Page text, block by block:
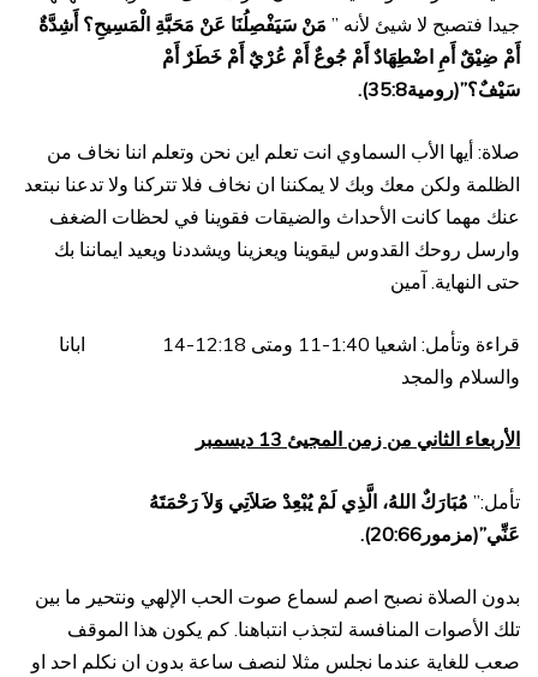
جيدا فتصبح لا شيئ لأنه ” مَنْ سَيَفْصِلُنَا عَنْ مَحَبَّةِ الْمَسِيحِ؟ أَشِدَّةٌ
أَمْ ضِيْقٌ أَمِ اضْطِهَادٌ أَمْ جُوعٌ أَمْ عُرْيٌ أَمْ خَطَرٌ أَمْ
سَيْفٌ؟”(رومية35:8).
صلاة: أيها الأب السماوي انت تعلم اين نحن وتعلم اننا نخاف من
الظلمة ولكن معك وبك لا يمكننا ان نخاف فلا تتركنا ولا تدعنا نبتعد
عنك مهما كانت الأحداث والضيقات فقوينا في لحظات الضغف
وارسل روحك القدوس ليقوينا ويعزينا ويشددنا ويعيد ايماننا بك
حتى النهاية. آمين
قراءة وتأمل: اشعيا 1:40-11 ومتى 12:18-14 ابانا
والسلام والمجد
الأربعاء الثاني من زمن المجيئ 13 ديسمبر
تأمل:” مُبَارَكٌ اللهُ، الَّذِي لَمْ يُبْعِدْ صَلاَتِي وَلاَ رَحْمَتَهُ
عَنِّي”(مزمور20:66).
بدون الصلاة نصبح اصم لسماع صوت الحب الإلهي ونتحير ما بين
تلك الأصوات المنافسة لتجذب انتباهنا. كم يكون هذا الموقف
صعب للغاية عندما نجلس مثلا لنصف ساعة بدون ان نكلم احد او